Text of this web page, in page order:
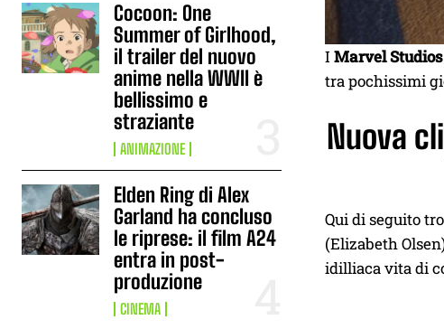
Cocoon: One
Summer of Girlhood,
il trailer del nuovo
anime nella WWII è
bellissimo e
straziante
ANIMAZIONE
Elden Ring di Alex
Garland ha concluso
le riprese: il film A24
entra in post-
produzione
CINEMA
I Marvel Studios
tra pochissimi
Nuova
Qui di seguito
(Elizabeth
idilliaca vita di